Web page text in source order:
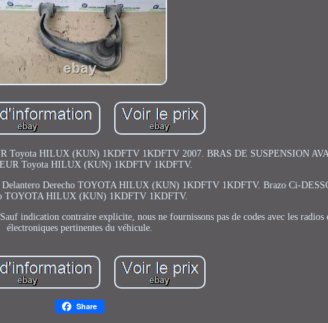
Toyota HILUX (KUN) 1KDFTV 1KDFTV 2007. BRAS DE SUSPENSION
Toyota HILUX (KUN) 1KDFTV 1KDFTV.
Derecho TOYOTA HILUX (KUN) 1KDFTV 1KDFTV. Brazo Ci-
TOYOTA HILUX (KUN) 1KDFTV 1KDFTV.
indication contraire explicite, nous ne fournissons pas de codes avec les radios
électroniques pertinentes du véhicule.
Share